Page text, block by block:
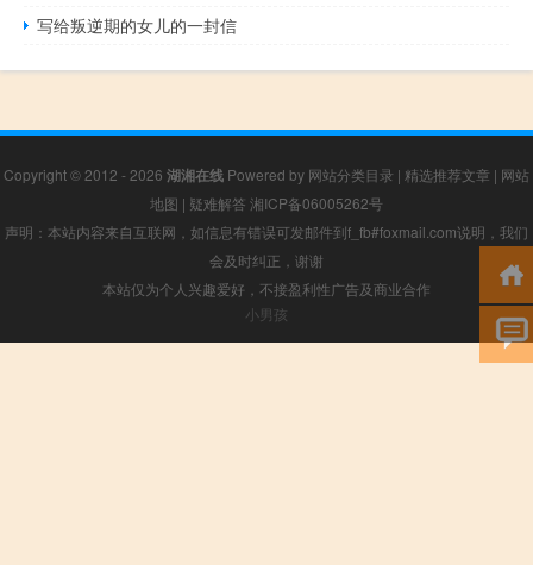
写给叛逆期的女儿的一封信
Copyright © 2012 - 2026 湖湘在线 Powered by 网站分类目录 | 精选推荐文章 | 网站
地图 | 疑难解答 湘ICP备06005262号
声明：本站内容来自互联网，如信息有错误可发邮件到f_fb#foxmail.com说明，我们
会及时纠正，谢谢
本站仅为个人兴趣爱好，不接盈利性广告及商业合作
小男孩